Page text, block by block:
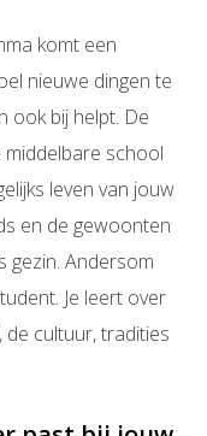
komt een
nieuwe dingen te
ook bij helpt. De
school
leven van jouw
en de gewoonten
gezin. Andersom
Je leert over
de cultuur, tradities